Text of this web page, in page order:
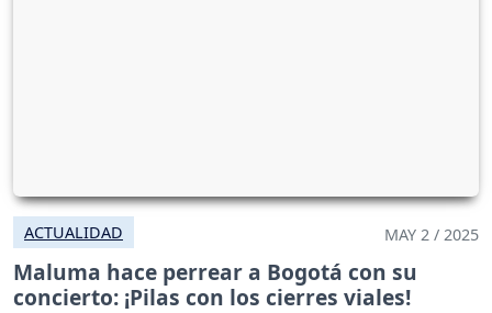
ACTUALIDAD MAY 2 / 2025
Maluma hace perrear a Bogotá con su
concierto: ¡Pilas con los cierres viales!